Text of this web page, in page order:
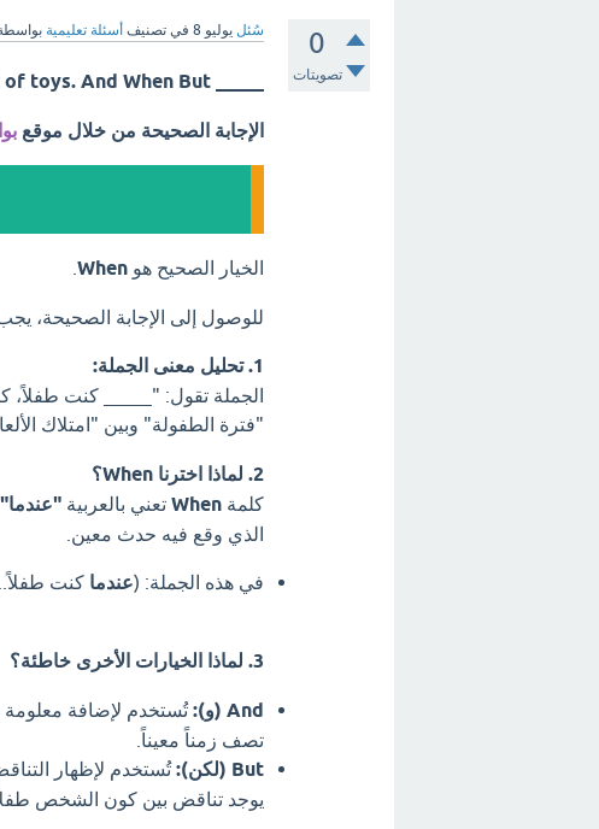
0
تصويتات
سُئل يوليو 8 في تصنيف أسئلة تعليمية
الإجابة الصحيحة من خلال موقع
الخيار الصحيح هو When
للوصول إلى الإجابة الصحيحة،
1. تحليل معنى الجملة:
الجملة تقول: "_____ كنت طفلاً،
"فترة الطفولة" وبين "امتلاك
2. لماذا اخترنا When؟
كلمة When تعني بالعربية "عندما"
الذي وقع فيه حدث معين.
في هذه الجملة: (عندما كنت
3. لماذا الخيارات الأخرى خاطئة؟
And (و):
تُستخدم لإضافة معلومة
تصف زمناً معيناً.
But (لكن):
تُستخدم لإظهار
يوجد تناقض بين كون الشخص طفلاً